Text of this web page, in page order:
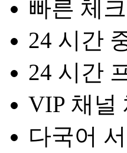
빠른 체
24 시간
24 시간
VIP 채널
다국어